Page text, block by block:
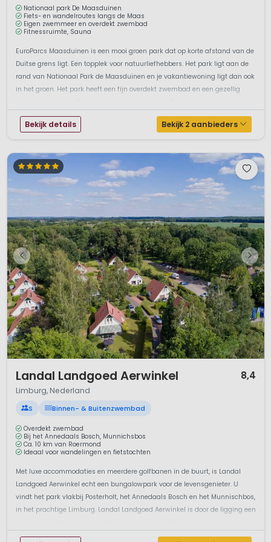
Nationaal park De Maasduinen
Fiets- en wandelroutes langs de Maas
Eigen zwemmeer en overdekt zwembad
Fitnessruimte, Sauna
EuroParcs Maasduinen is een mooi groen park dat op korte afstand van de
Duitse grens ligt. Een topplek voor natuurliefhebbers. Het park ligt aan de
rand van Nationaal Park de Maasduinen en je vakantiewoning ligt dan ook
in het groen. Het park heeft een fijn overdekt zwembad en een gezellig
Bekijk details Bekijk 2 aanbieders
Landal Landgoed Aerwinkel 8,4
Limburg, Nederland
S Binnen- & Buitenzwembad
Overdekt zwembad
Bij het Annedaals Bosch, Munnichsbos
Ca. 10 km van Roermond
Ideaal voor wandelingen en fietstochten
Met luxe accommodaties en meerdere golfbanen in de buurt, is Landal
Landgoed Aerwinkel echt een bungalowpark voor de levensgenieter. U
vindt het park vlakbij Posterholt, het Annedaals Bosch en het Munnischbos,
in het prachtige Limburg. Landal Landgoed Aerwinkel is door de ligging een